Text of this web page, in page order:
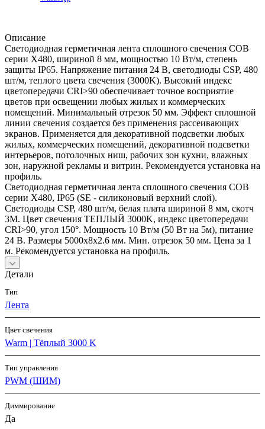
Описание
Светодиодная герметичная лента сплошного свечения COB
серии X480, шириной 8 мм, мощностью 10 Вт/м, степень
защиты IP65. Напряжение питания 24 В, светодиоды CSP, 480
шт/м, теплого цвета свечения (3000K). Высокий индекс
цветопередачи CRI>90 обеспечивает точное восприятие
цветов при освещении любых жилых и коммерческих
помещений. Минимальный отрезок 50 мм. Эффект сплошной
линии свечения создается без применения рассеивающих
экранов. Применяется для декоративной подсветки любых
жилых, коммерческих помещений, декоративной подсветки
интерьеров, потолочных ниш, рабочих зон кухни, влажных
зон, наружной рекламы и витрин. Рекомендуется установка на
профиль.
Светодиодная герметичная лента сплошного свечения COB
серии X480, IP65 (SE - силиконовый верхний слой).
Светодиоды CSP, 480 шт/м, белая плата шириной 8 мм, скотч
3M. Цвет свечения ТЕПЛЫЙ 3000K, индекс цветопередачи
CRI>90, угол 150°. Мощность 10 Вт/м (50 Вт на 5м), питание
24 В. Размеры 5000х8х2.6 мм. Мин. отрезок 50 мм. Цена за 1
м. Рекомендуется установка на профиль.
Детали
Тип
Лента
Цвет свечения
Warm | Тёплый 3000 K
Тип управления
PWM (ШИМ)
Диммирование
Да